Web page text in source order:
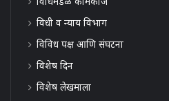
विधी व न्याय विभाग
विविध पक्ष आणि संघटना
विशेष दिन
विशेष लेखमाला